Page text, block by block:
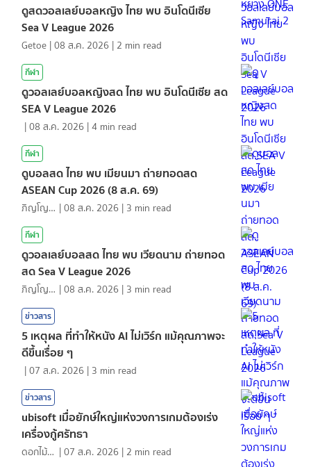
ดูสดวอลเลย์บอลหญิง ไทย พบ อินโดนีเซีย
Sea V League 2026
Getoe |08 ส.ค. 2026 | 2 min read
กีฬา
ดูวอลเลย์บอลหญิงสด ไทย พบ อินโดนีเซีย สด
SEA V League 2026
|08 ส.ค. 2026 |4 min read
กีฬา
ดูบอลสด ไทย พบ เมียนมา ถ่ายทอดสด
ASEAN Cup 2026 (8 ส.ค. 69)
ภิญโญ ส่องแสง |08 ส.ค. 2026 | 3 min read
กีฬา
ดูวอลเลย์บอลสด ไทย พบ เวียดนาม ถ่ายทอด
สด Sea V League 2026
ภิญโญ ส่องแสง |08 ส.ค. 2026 | 3 min read
ข่าวสาร
5 เหตุผล ที่ทำให้หนัง AI ไม่เวิร์ก แม้คุณภาพจะ
ดีขึ้นเรื่อย ๆ
|07 ส.ค. 2026 | 3 min read
ข่าวสาร
ubisoft เมื่อยักษ์ใหญ่แห่งวงการเกมต้องเร่ง
เครื่องกู้ศรัทธา
ดอกไม้กับสายน้ำ |07 ส.ค. 2026 | 2 min read